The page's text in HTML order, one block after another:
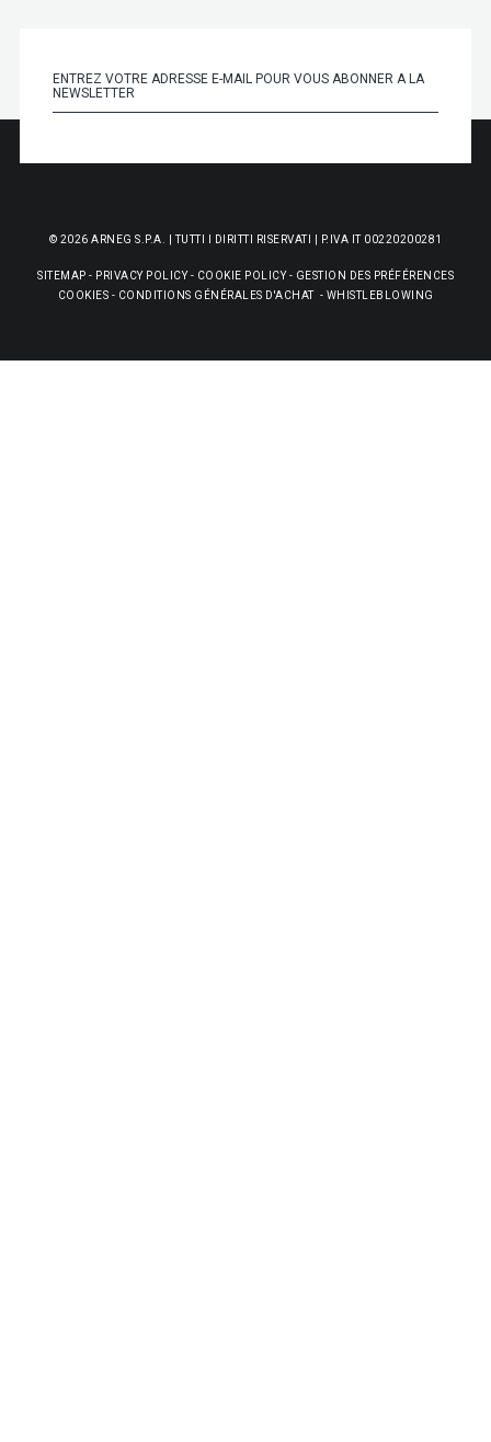
© 2026 ARNEG S.P.A. | TUTTI I DIRITTI RISERVATI | P.IVA IT 00220200281
SITEMAP - PRIVACY POLICY - COOKIE POLICY - GESTION DES PRÉFÉRENCES
COOKIES - CONDITIONS GÉNÉRALES D'ACHAT - WHISTLEBLOWING